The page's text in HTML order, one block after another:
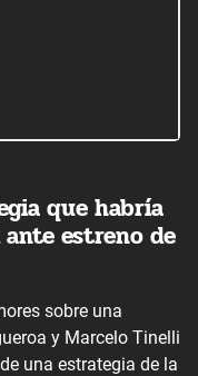
que habría
estreno de
sobre una
y Marcelo Tinelli
una estrategia de la